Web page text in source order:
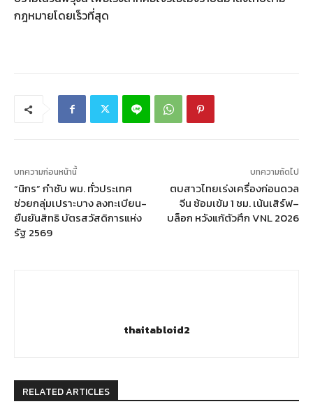
กฎหมายโดยเร็วที่สุด
บทความก่อนหน้านี้
“นิกร” กำชับ พม. ทั่วประเทศ
ช่วยกลุ่มเปราะบาง ลงทะเบียน-
ยืนยันสิทธิ บัตรสวัสดิการแห่ง
รัฐ 2569
บทความถัดไป
ตบสาวไทยเร่งเครื่องก่อนดวล
จีน ซ้อมเข้ม 1 ชม. เน้นเสิร์ฟ–
บล็อก หวังแก้ตัวศึก VNL 2026
thaitabloid2
RELATED ARTICLES